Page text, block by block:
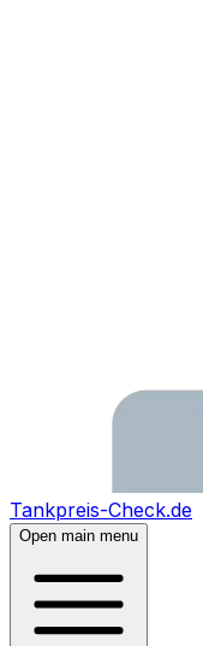
Tankpreis-Check.de
Open main menu